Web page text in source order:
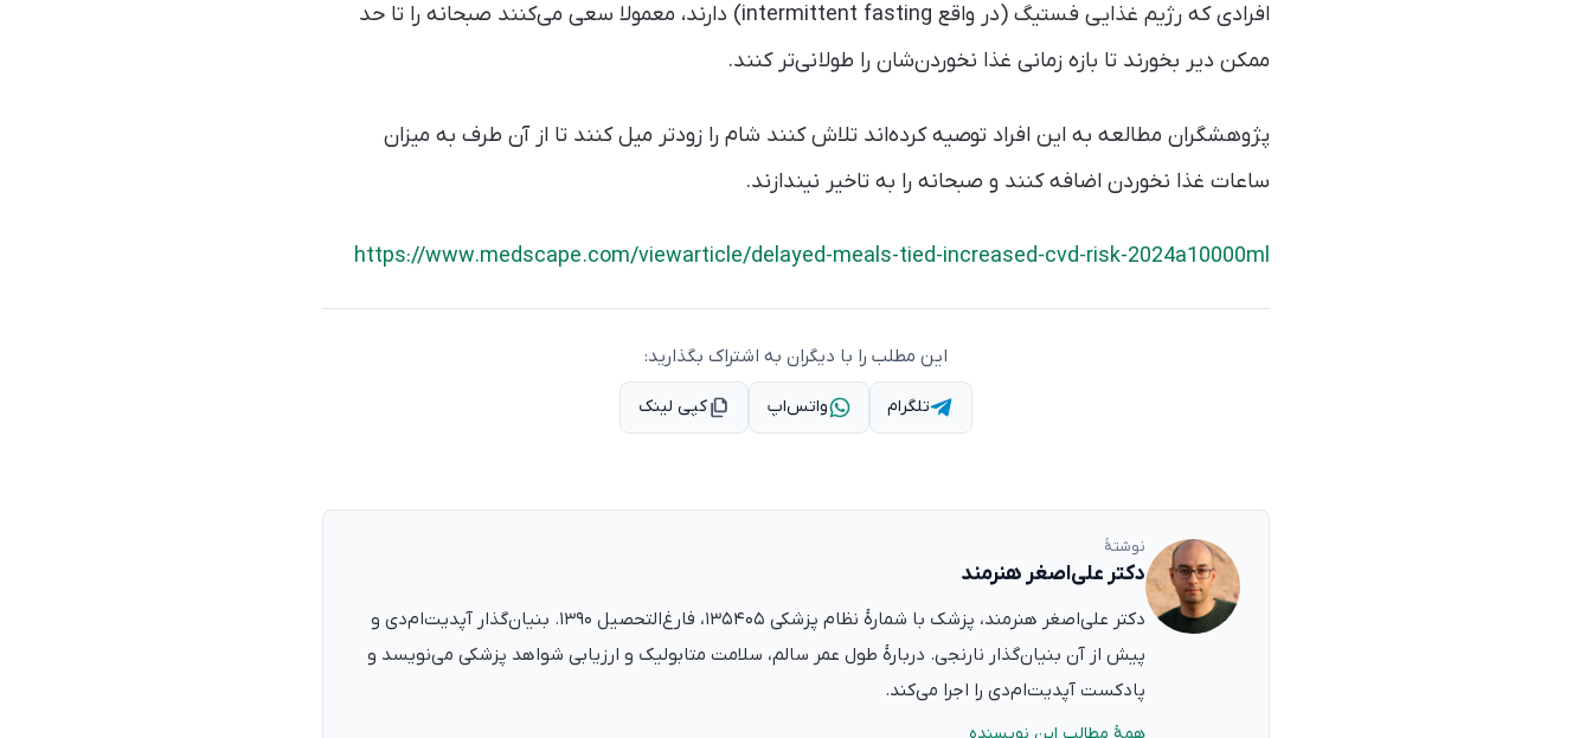
افرادی که رژیم غذایی فستیگ (در واقع intermittent fasting) دارند، معمولا سعی می‌کنند صبحانه را تا حد
ممکن دیر بخورند تا بازه زمانی غذا نخوردن‌شان را طولانی‌تر کنند.
پژوهشگران مطالعه به این افراد توصیه کرده‌اند تلاش کنند شام را زودتر میل کنند تا از آن طرف به میزان
ساعات غذا نخوردن اضافه کنند و صبحانه را به تاخیر نیندازند.
https://www.medscape.com/viewarticle/delayed-meals-tied-increased-cvd-risk-2024a10000ml
این مطلب را با دیگران به اشتراک بگذارید:
تلگرام واتس‌اپ کپی لینک
نوشتهٔ
دکتر علی‌اصغر هنرمند
دکتر علی‌اصغر هنرمند، پزشک با شمارهٔ نظام پزشکی ۱۳۵۴۰۵، فارغ‌التحصیل ۱۳۹۰. بنیان‌گذار آپدیت‌ام‌دی و
پیش از آن بنیان‌گذار نارنجی. دربارهٔ طول عمر سالم، سلامت متابولیک و ارزیابی شواهد پزشکی می‌نویسد و
پادکست آپدیت‌ام‌دی را اجرا می‌کند.